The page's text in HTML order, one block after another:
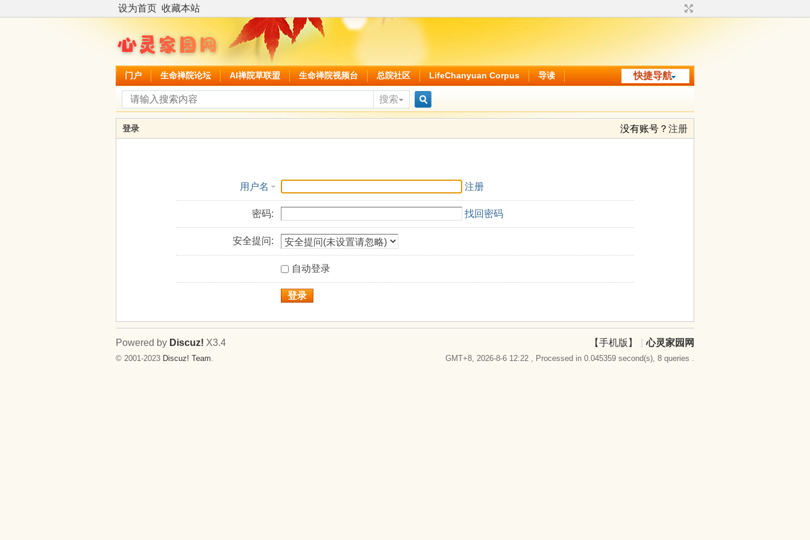
设为首页 收藏本站
快捷导航
门户 生命禅院论坛 AI禅院草联盟 生命禅院视频台 总院社区 LifeChanyuan Corpus 导读
搜索
搜
没有账号？ 注册
登录
用户名 注册
密码: 找回密码
安全提问:
自动登录
登录
【手机版】 心灵家园网
GMT+8, 2026-8-6 12:22 , Processed in 0.045359 second(s), 8 queries .
Powered by Discuz! X3.4
© 2001-2023 Discuz! Team.